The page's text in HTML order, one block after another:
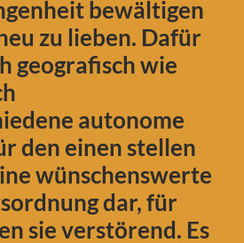
bewältigen
zu lieben. Dafür
geografisch wie
autonome
den einen stellen
wünschenswerte
dar, für
sie verstörend. Es